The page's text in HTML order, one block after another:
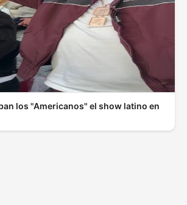
los "Americanos" el show latino en